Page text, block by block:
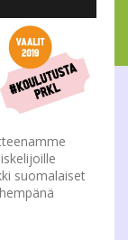
suomalaiset